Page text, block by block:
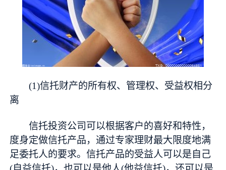
(1)信托财产的所有权、管理权、受益权相分
离
信托投资公司可以根据客户的喜好和特性，
度身定做信托产品，通过专家理财最大限度地满
足委托人的要求。信托产品的受益人可以是自己